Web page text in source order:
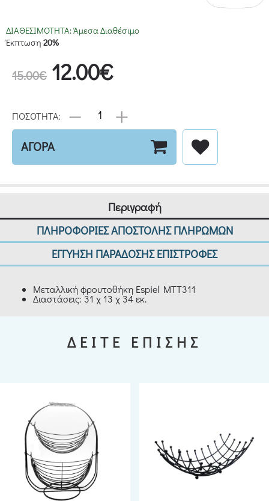
ΔΙΑΘΕΣΙΜΟΤΗΤΑ:Άμεσα Διαθέσιμο
Έκπτωση 20%
15.00€ 12.00€
ΠΟΣΟΤΗΤΑ:
ΑΓΟΡΑ
Περιγραφή
ΠΛΗΡΟΦΟΡΙΕΣ ΑΠΟΣΤΟΛΗΣ ΠΛΗΡΩΜΩΝ
ΕΓΓΥΗΣΗ ΠΑΡΑΔΟΣΗΣ ΕΠΙΣΤΡΟΦΕΣ
Μεταλλική φρουτοθήκη Espiel MTT311
Διαστάσεις: 31 χ 13 χ 34 εκ.
ΔΕΙΤΕ ΕΠΙΣΗΣ